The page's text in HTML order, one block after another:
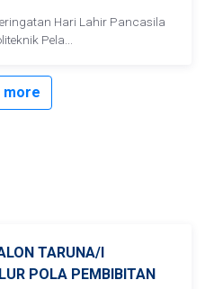
Hari Lahir Pancasila
Pela...
more
TARUNA/I
POLA PEMBIBITAN